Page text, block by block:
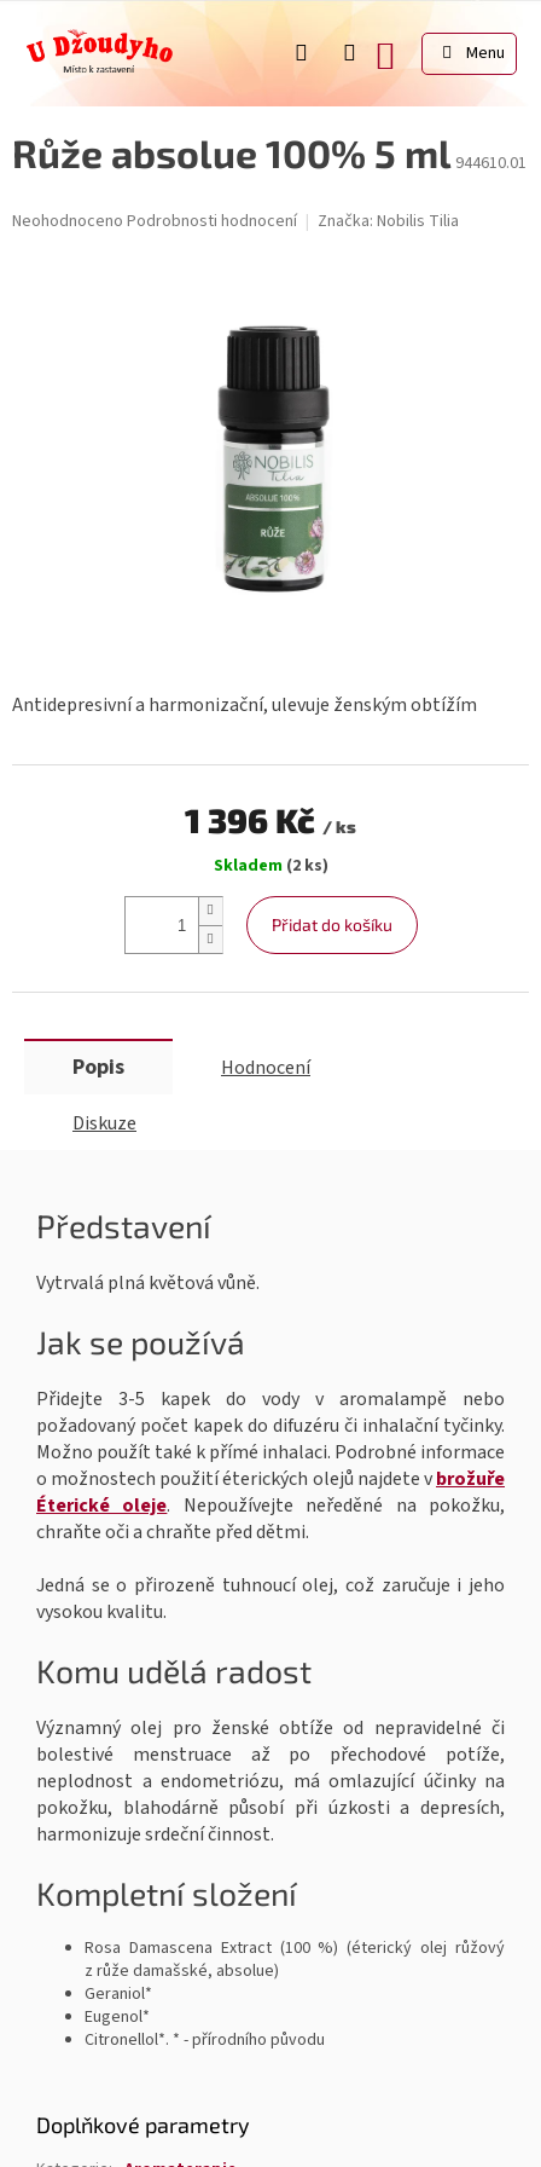
obsah
NÁKUPNÍ
KOŠÍK
Růže absolue 100% 5 ml 944610.01
Průměrné
Neohodnoceno Podrobnosti hodnocení Značka: Nobilis Tilia
Antidepresivní a harmonizační, ulevuje ženským obtížím
1 396 Kč / ks
cena:Skladem (2 ks)
Přidat do košíku
Popis Hodnocení
Diskuze
Představení
Vytrvalá plná květová vůně.
Jak se používá
Přidejte 3-5 kapek do vody v aromalampě nebo
požadovaný počet kapek do difuzéru či inhalační tyčinky.
Možno použít také k přímé inhalaci. Podrobné informace
o možnostech použití éterických olejů najdete vbrožuře
Éterické oleje. Nepoužívejte neředěné na pokožku,
chraňte oči a chraňte před dětmi.
Jedná se o přirozeně tuhnoucí olej, což zaručuje i jeho
vysokou kvalitu.
Komu udělá radost
Významný olej pro ženské obtíže od nepravidelné či
bolestivé menstruace až po přechodové potíže,
neplodnost a endometriózu, má omlazující účinky na
pokožku, blahodárně působí při úzkosti a depresích,
harmonizuje srdeční činnost.
Kompletní složení
Rosa Damascena Extract (100 %) (éterický olej růžový
z růže damašské, absolue)
Geraniol*
Eugenol*
Citronellol*. * - přírodního původu
Doplňkové parametry